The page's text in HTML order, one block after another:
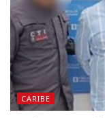
CARIBE